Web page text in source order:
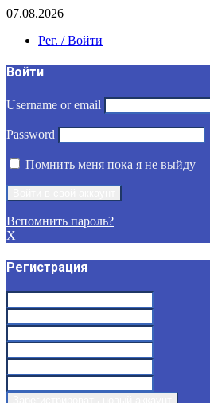
07.08.2026
Рег. / Войти
Войти
Username or email
Password
Помнить меня пока я не выйду
Вспомнить пароль?
X
Регистрация